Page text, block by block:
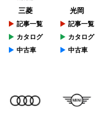
三菱
記事一覧
カタログ
中古車
光岡
記事一覧
カタログ
中古車